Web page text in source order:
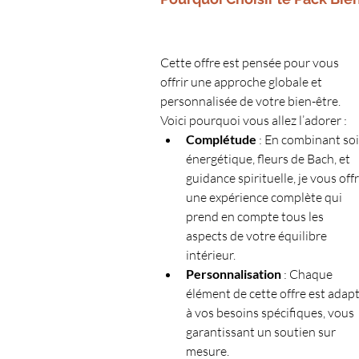
Cette offre est pensée pour vous
offrir une approche globale et
personnalisée de votre bien-être.
Voici pourquoi vous allez l’adorer :
Complétude : En combinant
énergétique, fleurs de Bach, et
guidance spirituelle, je vous
une expérience complète qui
prend en compte tous les
aspects de votre équilibre
intérieur.
Personnalisation : Chaque
élément de cette offre est
à vos besoins spécifiques, vous
garantissant un soutien sur
mesure.